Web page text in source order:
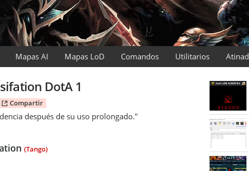
Mapas AI Mapas LoD Comandos Utilitarios Atinad
DotA 1
Compartir
después de su uso prolongado."
(Tango)